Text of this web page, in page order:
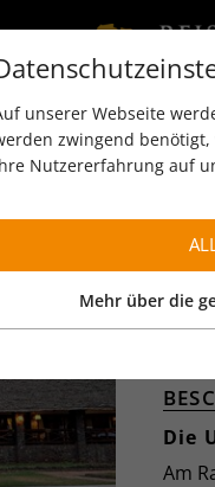
Lake
Die
Am
unserer Webseite
zwingend
Nutzererfahrung auf
Mehr über die